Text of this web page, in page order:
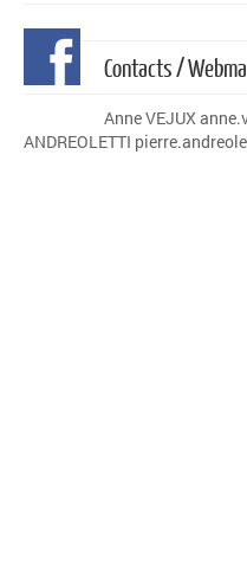
Contacts /
Anne VEJUX
ANDREOLETTI